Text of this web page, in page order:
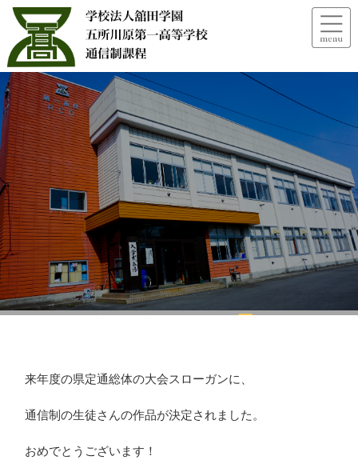
2024年度県定通総体
大会ス
来年度の県定通総体の大会スローガンに、
通信制の生徒さんの作品が決定されました。
おめでとうございます！